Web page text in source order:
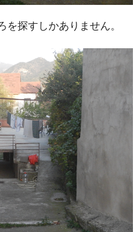
を探すしかありません。